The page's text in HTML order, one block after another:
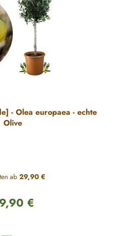
- Olea europaea - echte
Olive
ab29,90 €
Preis:
€